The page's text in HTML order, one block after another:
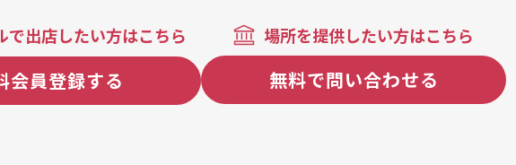
で出店したい方はこちら
会員登録する
場所を提供したい方はこちら
無料で問い合わせる